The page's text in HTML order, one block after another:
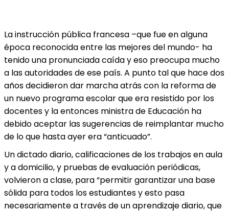
La instrucción pública francesa –que fue en alguna
época reconocida entre las mejores del mundo- ha
tenido una pronunciada caída y eso preocupa mucho
a las autoridades de ese país. A punto tal que hace dos
años decidieron dar marcha atrás con la reforma de
un nuevo programa escolar que era resistido por los
docentes y la entonces ministra de Educación ha
debido aceptar las sugerencias de reimplantar mucho
de lo que hasta ayer era “anticuado”.
Un dictado diario, calificaciones de los trabajos en aula
y a domicilio, y pruebas de evaluación periódicas,
volvieron a clase, para “permitir garantizar una base
sólida para todos los estudiantes y esto pasa
necesariamente a través de un aprendizaje diario, que